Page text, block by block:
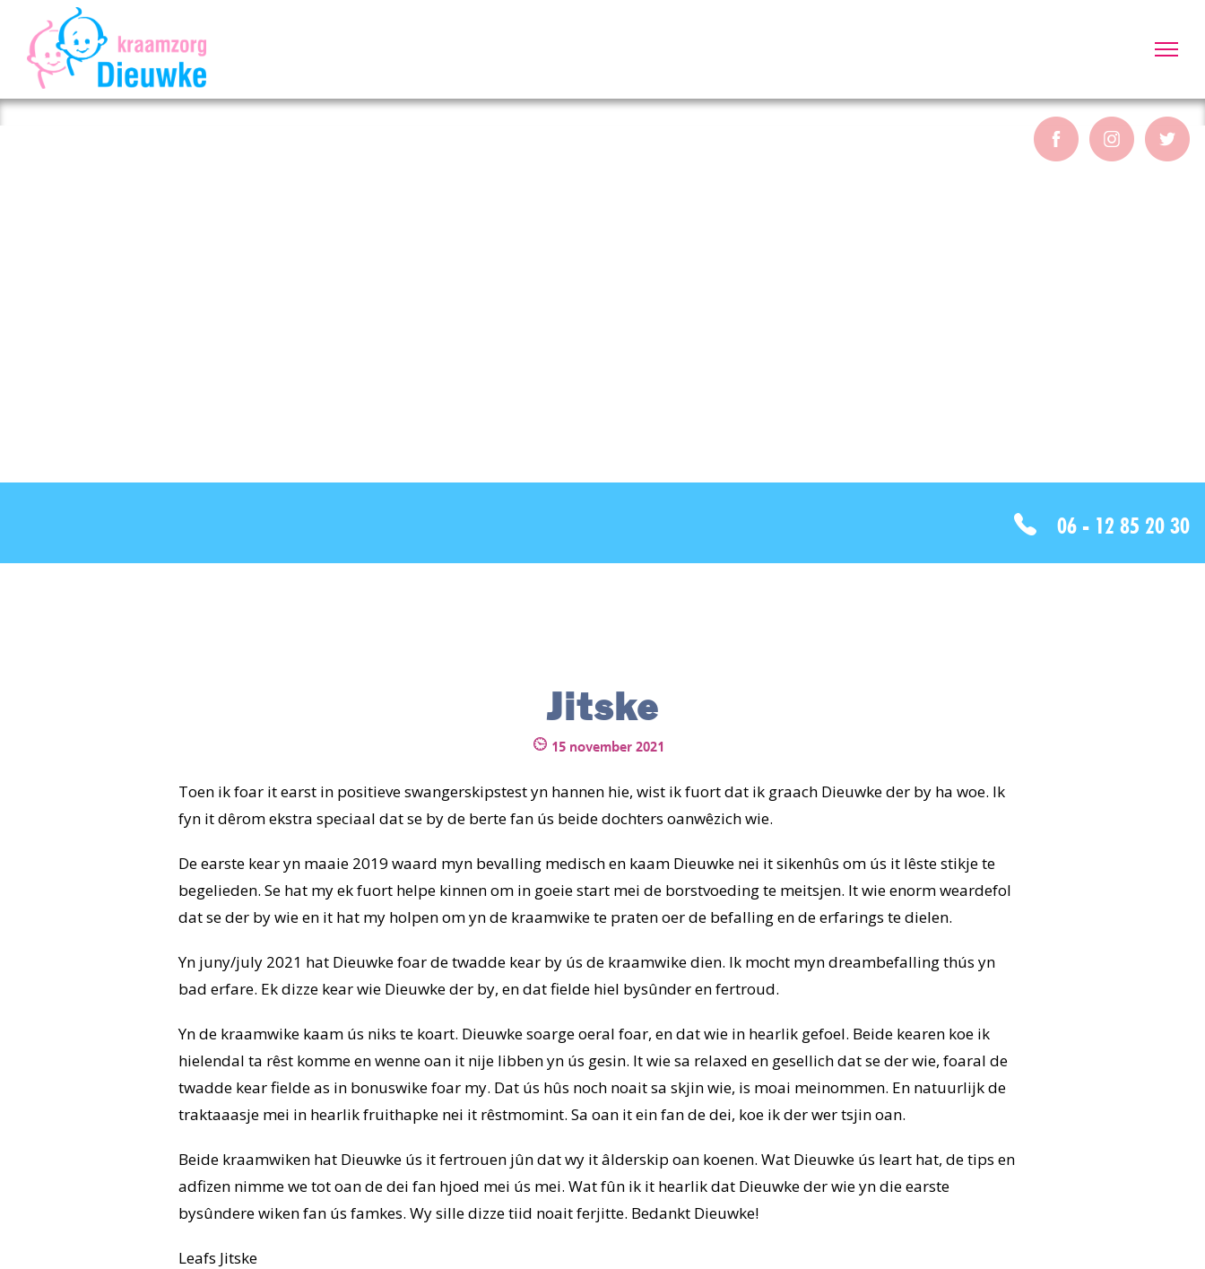
06 - 12 85 20 30
Jitske
15 november 2021
Toen ik foar it earst in positieve swangerskipstest yn hannen hie, wist ik fuort dat ik graach Dieuwke der by ha woe. Ik
fyn it dêrom ekstra speciaal dat se by de berte fan ús beide dochters oanwêzich wie.
De earste kear yn maaie 2019 waard myn bevalling medisch en kaam Dieuwke nei it sikenhûs om ús it lêste stikje te
begelieden. Se hat my ek fuort helpe kinnen om in goeie start mei de borstvoeding te meitsjen. It wie enorm weardefol
dat se der by wie en it hat my holpen om yn de kraamwike te praten oer de befalling en de erfarings te dielen.
Yn juny/july 2021 hat Dieuwke foar de twadde kear by ús de kraamwike dien. Ik mocht myn dreambefalling thús yn
bad erfare. Ek dizze kear wie Dieuwke der by, en dat fielde hiel bysûnder en fertroud.
Yn de kraamwike kaam ús niks te koart. Dieuwke soarge oeral foar, en dat wie in hearlik gefoel. Beide kearen koe ik
hielendal ta rêst komme en wenne oan it nije libben yn ús gesin. It wie sa relaxed en gesellich dat se der wie, foaral de
twadde kear fielde as in bonuswike foar my. Dat ús hûs noch noait sa skjin wie, is moai meinommen. En natuurlijk de
traktaaasje mei in hearlik fruithapke nei it rêstmomint. Sa oan it ein fan de dei, koe ik der wer tsjin oan.
Beide kraamwiken hat Dieuwke ús it fertrouen jûn dat wy it âlderskip oan koenen. Wat Dieuwke ús leart hat, de tips en
adfizen nimme we tot oan de dei fan hjoed mei ús mei. Wat fûn ik it hearlik dat Dieuwke der wie yn die earste
bysûndere wiken fan ús famkes. Wy sille dizze tiid noait ferjitte. Bedankt Dieuwke!
Leafs Jitske